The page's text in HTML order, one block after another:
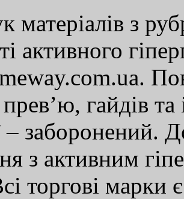
матеріалів з
активного
прев’ю, гайдів
– заборонений.
з активним
торгові марки